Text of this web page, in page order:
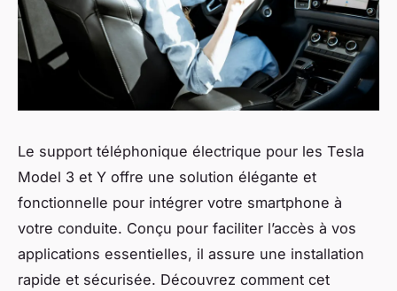
Le support téléphonique électrique pour les Tesla
Model 3 et Y offre une solution élégante et
fonctionnelle pour intégrer votre smartphone à
votre conduite. Conçu pour faciliter l’accès à vos
applications essentielles, il assure une installation
rapide et sécurisée. Découvrez comment cet